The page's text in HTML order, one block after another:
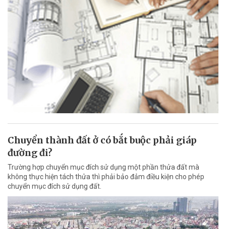
Chuyển thành đất ở có bắt buộc phải giáp
đường đi?
Trường hợp chuyển mục đích sử dụng một phần thửa đất mà
không thực hiện tách thửa thì phải bảo đảm điều kiện cho phép
chuyển mục đích sử dụng đất.